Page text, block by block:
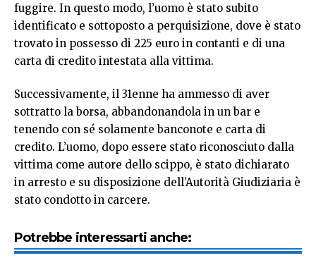
fuggire. In questo modo, l’uomo è stato subito
identificato e sottoposto a perquisizione, dove è stato
trovato in possesso di 225 euro in contanti e di una
carta di credito intestata alla vittima.
Successivamente, il 31enne ha ammesso di aver
sottratto la borsa, abbandonandola in un bar e
tenendo con sé solamente banconote e carta di
credito. L’uomo, dopo essere stato riconosciuto dalla
vittima come autore dello scippo, è stato dichiarato
in arresto e su disposizione dell’Autorità Giudiziaria è
stato condotto in carcere.
Potrebbe interessarti anche: